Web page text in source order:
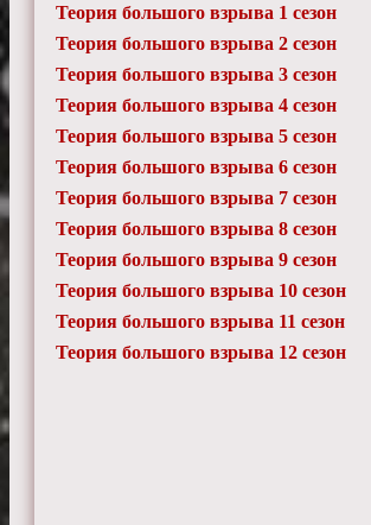
Теория большого взрыва 1 сезон
Теория большого взрыва 2 сезон
Теория большого взрыва 3 сезон
Теория большого взрыва 4 сезон
Теория большого взрыва 5 сезон
Теория большого взрыва 6 сезон
Теория большого взрыва 7 сезон
Теория большого взрыва 8 сезон
Теория большого взрыва 9 сезон
Теория большого взрыва 10 сезон
Теория большого взрыва 11 сезон
Теория большого взрыва 12 сезон